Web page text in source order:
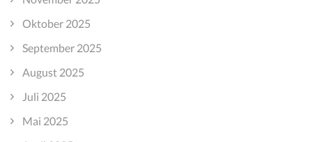
Oktober 2025
September 2025
August 2025
Juli 2025
Mai 2025